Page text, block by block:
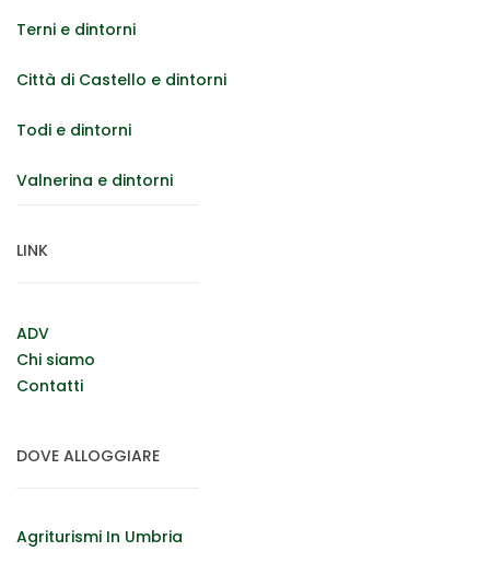
Terni e dintorni
Città di Castello e dintorni
Todi e dintorni
Valnerina e dintorni
LINK
ADV
Chi siamo
Contatti
DOVE ALLOGGIARE
Agriturismi In Umbria